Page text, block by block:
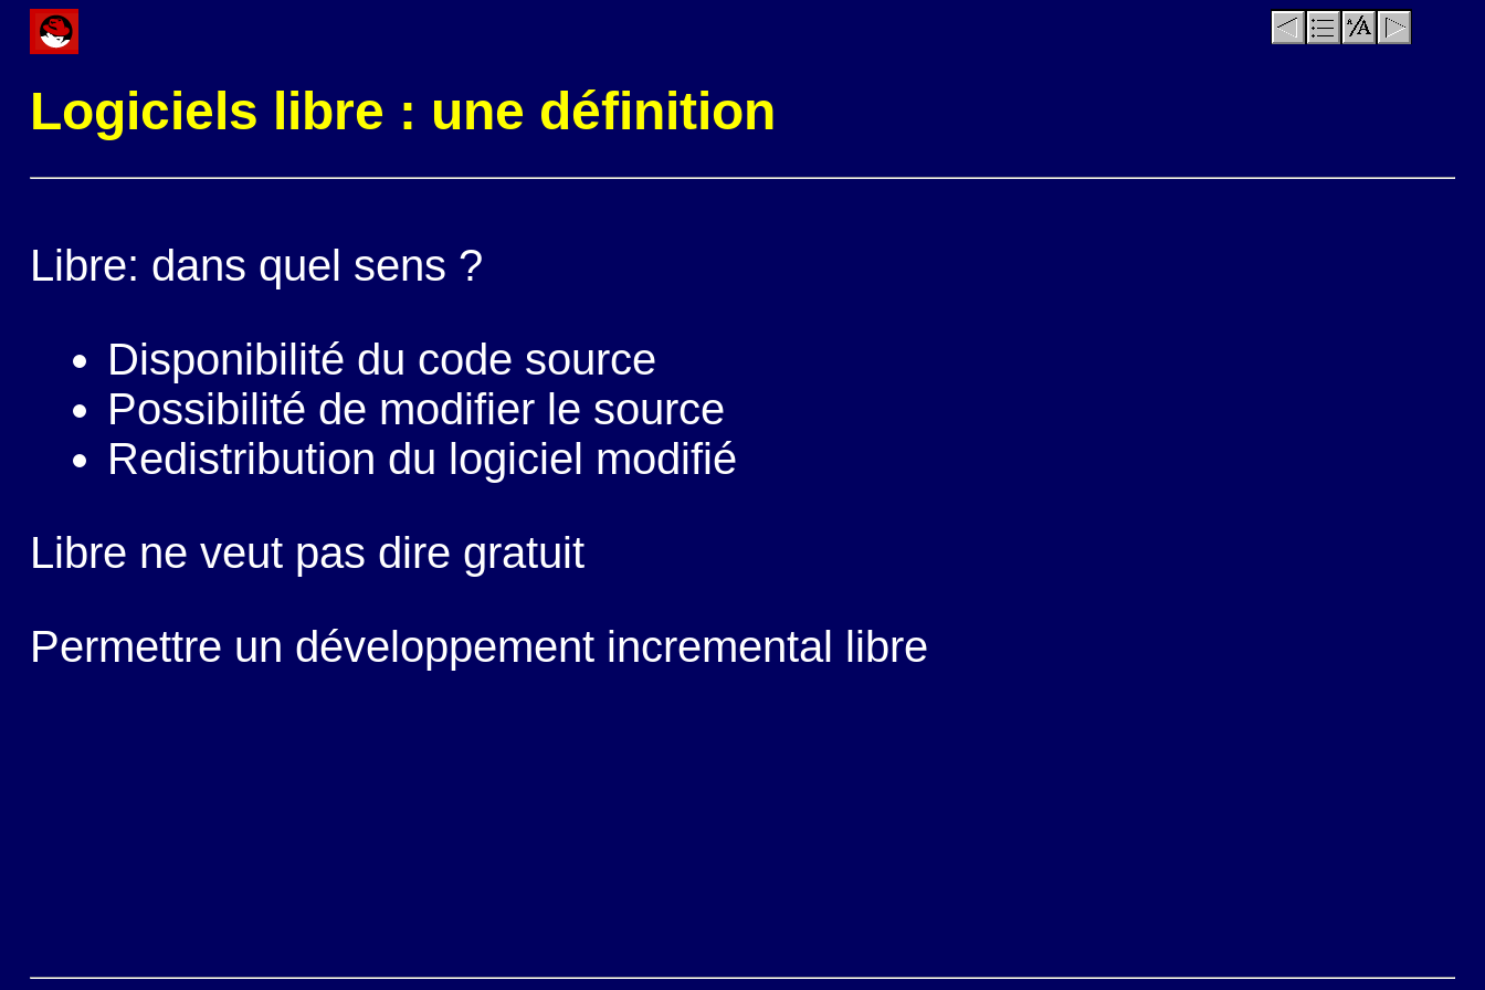
Logiciels libre : une définition
Libre: dans quel sens ?
Disponibilité du code source
Possibilité de modifier le source
Redistribution du logiciel modifié
Libre ne veut pas dire gratuit
Permettre un développement incremental libre